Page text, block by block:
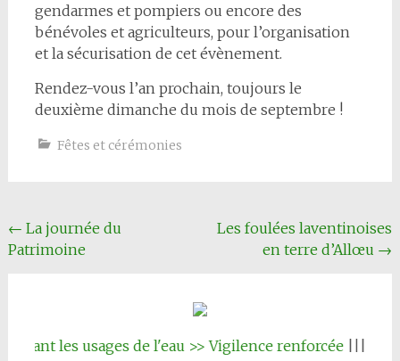
gendarmes et pompiers ou encore des
bénévoles et agriculteurs, pour l’organisation
et la sécurisation de cet évènement.
Rendez-vous l’an prochain, toujours le
deuxième dimanche du mois de septembre !
Fêtes et cérémonies
Navigation
Article
← La journée du
Patrimoine
Les foulées laventinoises
en terre d’Allœu →
les usages de l'eau >> Vigilence renforcée|||